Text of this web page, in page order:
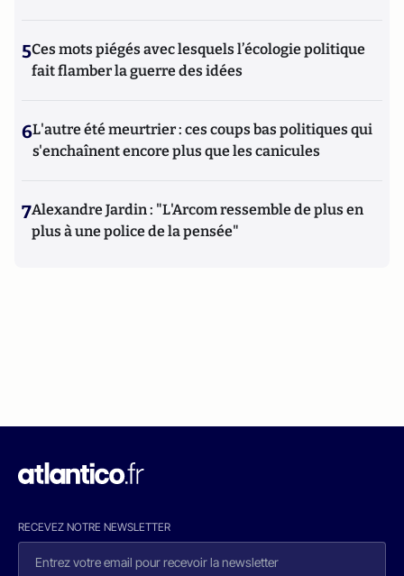
5Ces mots piégés avec lesquels l’écologie politique
fait flamber la guerre des idées
6L'autre été meurtrier : ces coups bas politiques qui
s'enchaînent encore plus que les canicules
7Alexandre Jardin : "L'Arcom ressemble de plus en
plus à une police de la pensée"
RECEVEZ NOTRE NEWSLETTER